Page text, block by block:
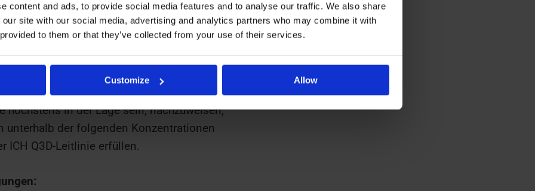
content and ads, to provide social media features and to analyse our traffic. We also share
site with our social media, advertising and analytics partners who may combine it with
to them or that they’ve collected from your use of their services.
Customize Allow
und alle anderen relevanten Umstände
(LOQ) in unseren Laboren kann
entsprechen, berechnet unter
und einer maximalen Tagesdosis von
höchstens in der Lage sein, nachzuweisen,
unterhalb der folgenden Konzentrationen
ICH Q3D-Leitlinie erfüllen.